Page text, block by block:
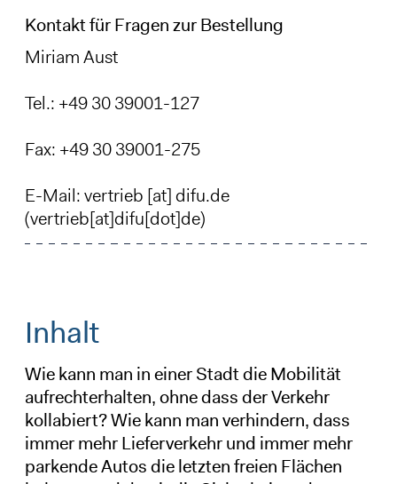
Kontakt für Fragen zur Bestellung
Miriam Aust
Tel.: +49 30 39001-127
Fax: +49 30 39001-275
E-Mail:vertrieb [at]difu.de
(vertrieb[at]difu[dot]de)
Inhalt
Wie kann man in einer Stadt die Mobilität
aufrechterhalten, ohne dass der Verkehr
kollabiert? Wie kann man verhindern, dass
immer mehr Lieferverkehr und immer mehr
parkende Autos die letzten freien Flächen